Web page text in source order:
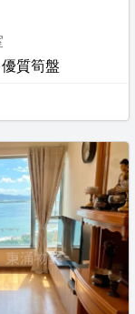
優質筍盤